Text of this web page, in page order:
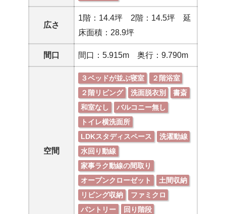
広さ
1階：14.4坪 2階：14.5坪 延
床面積：28.9坪
間口 間口：5.915m 奥行：9.790m
空間
３ベッドが並ぶ寝室
２階浴室
２階リビング
洗面脱衣別
書斎
和室なし
バルコニー無し
トイレ横洗面所
LDKスタディスペース
洗濯動線
水回り動線
家事ラク動線の間取り
オープンクローゼット
土間収納
リビング収納
ファミクロ
パントリー
回り階段